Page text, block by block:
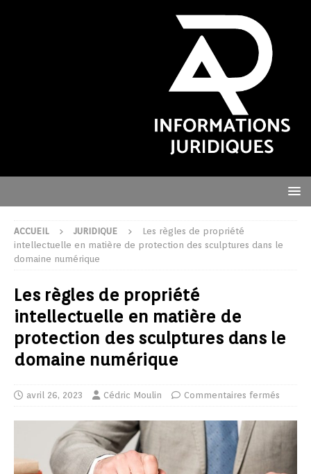
ACCUEIL JURIDIQUE
Les règles de propriété
intellectuelle en matière de protection des sculptures dans le
domaine numérique
Les règles de propriété
intellectuelle en matière de
protection des sculptures dans le
domaine numérique
avril 26, 2023 Cédric Moulin Commentaires fermés